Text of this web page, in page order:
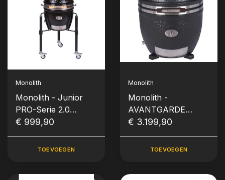
Monolith
Monolith - Junior
PRO-Serie 2.0
Kamado - Zwart incl.
€ 999,90
TOEVOEGEN
Monolith
Monolith -
AVANTGARDE
LeCHEF (Solo)
€ 3.199,90
TOEVOEGEN